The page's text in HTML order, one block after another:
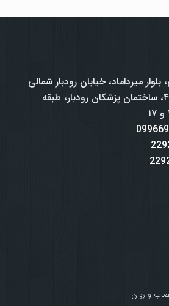
میرداماد، خیابان رودبار شمالی
(ضلع شرقی)، پلاک ۴۷، ساختمان پزشکان رودبار، طبقه
و روان